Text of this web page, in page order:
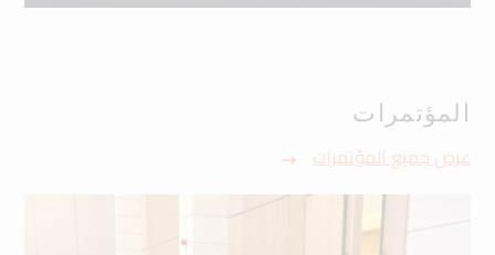
المؤتمرات
عرض جميع المؤتمرات